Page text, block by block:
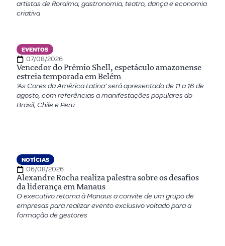
artistas de Roraima, gastronomia, teatro, dança e economia
criativa
EVENTOS
07/08/2026
Vencedor do Prêmio Shell, espetáculo amazonense
estreia temporada em Belém
‘As Cores da América Latina’ será apresentado de 11 a 16 de
agosto, com referências a manifestações populares do
Brasil, Chile e Peru
NOTÍCIAS
06/08/2026
Alexandre Rocha realiza palestra sobre os desafios
da liderança em Manaus
O executivo retorna à Manaus a convite de um grupo de
empresas para realizar evento exclusivo voltado para a
formação de gestores